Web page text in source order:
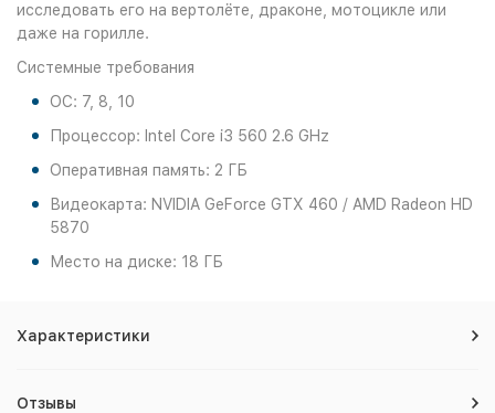
исследовать его на вертолёте, драконе, мотоцикле или
даже на горилле.
Системные требования
ОС: 7, 8, 10
Процессор: Intel Core i3 560 2.6 GHz
Оперативная память: 2 ГБ
Видеокарта: NVIDIA GeForce GTX 460 / AMD Radeon HD
5870
Место на диске: 18 ГБ
Характеристики
Отзывы